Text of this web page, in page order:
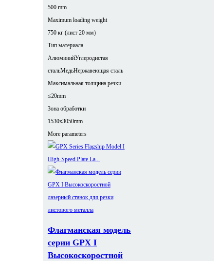
500 mm
Maximum loading weight
750 кг (лист 20 мм)
Тип материала
АлюминийУглеродистая
стальМедьНержавеющая сталь
Максимальная толщина резки
≤20mm
Зона обработки
1530x3050mm
More parameters
Флагманская модель
серии GPX I
Высокоскоростной